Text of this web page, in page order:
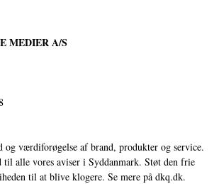
MEDIER A/S
værdiforøgelse af brand, produkter og service.
alle vores aviser i Syddanmark. Støt den frie
til at blive klogere. Se mere på dkq.dk.